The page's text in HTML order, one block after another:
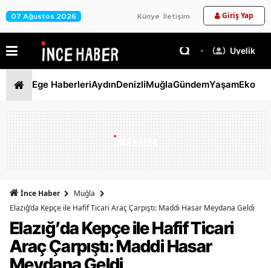
07 Ağustos 2026 Künye İletişim Giriş Yap
Üyelik
Ege HaberleriAydınDenizliMuğlaGündemYaşam
İnce Haber
Muğla
Elazığ’da Kepçe ile Hafif Ticari Araç Çarpıştı: Maddi Hasar Meydana Geldi
Elazığ’da Kepçe ile Hafif Ticari
Araç Çarpıştı: Maddi Hasar